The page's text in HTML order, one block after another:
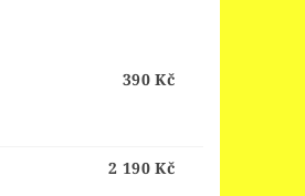
390 Kč
2 190 Kč